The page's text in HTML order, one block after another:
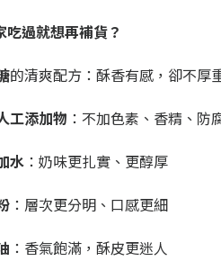
吃過就想再補貨？
的清爽配方：酥香有感，卻不厚
工添加物 ：不加色素、香精、
水 ：奶味更扎實、更醇厚
：層次更分明、口感更細
：香氣飽滿，酥皮更迷人